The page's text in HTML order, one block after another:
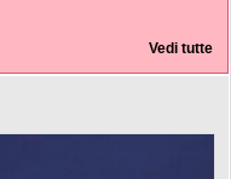
Vedi tutte